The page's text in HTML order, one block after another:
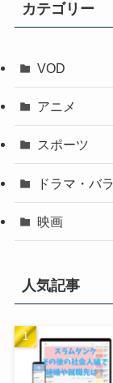
カテゴリー
VOD
アニメ
スポーツ
ドラマ・バ
映画
人気記事